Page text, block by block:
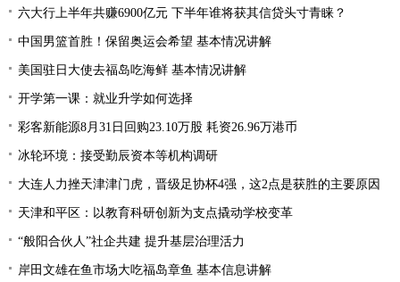
六大行上半年共赚6900亿元 下半年谁将获其信贷头寸青睐？
中国男篮首胜！保留奥运会希望 基本情况讲解
美国驻日大使去福岛吃海鲜 基本情况讲解
开学第一课：就业升学如何选择
彩客新能源8月31日回购23.10万股 耗资26.96万港币
冰轮环境：接受勤辰资本等机构调研
大连人力挫天津津门虎，晋级足协杯4强，这2点是获胜的主要原因
天津和平区：以教育科研创新为支点撬动学校变革
“般阳合伙人”社企共建 提升基层治理活力
岸田文雄在鱼市场大吃福岛章鱼 基本信息讲解